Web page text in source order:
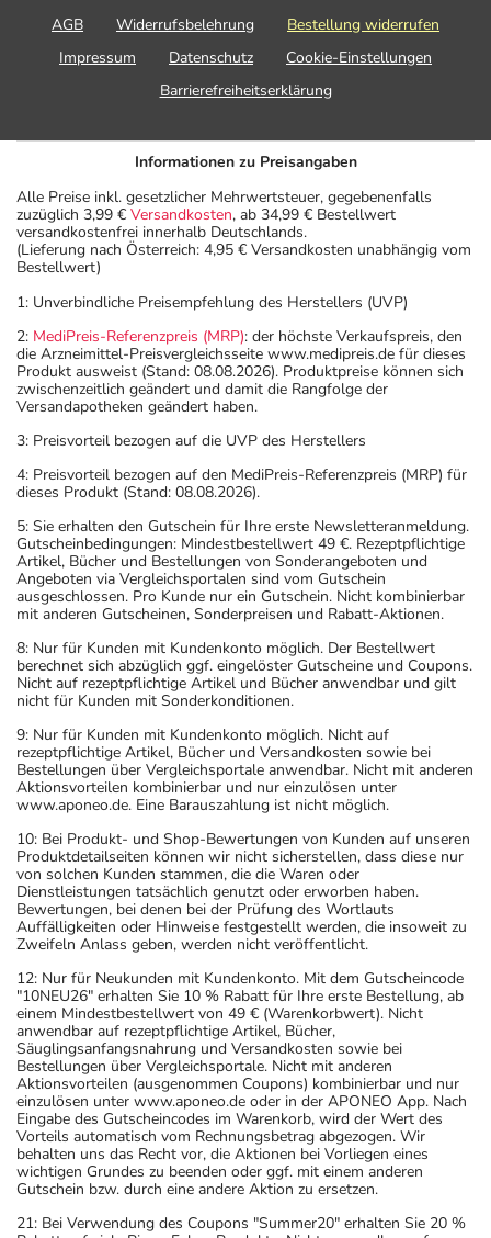
AGB Widerrufsbelehrung
Bestellung widerrufen
Impressum
Datenschutz
Cookie-Einstellungen
Barrierefreiheitserklärung
Informationen zu Preisangaben
Alle Preise inkl. gesetzlicher Mehrwertsteuer, gegebenenfalls
zuzüglich 3,99 € Versandkosten, ab 34,99 € Bestellwert
versandkostenfrei innerhalb Deutschlands.
(Lieferung nach Österreich: 4,95 € Versandkosten unabhängig vom
Bestellwert)
1: Unverbindliche Preisempfehlung des Herstellers (UVP)
2: MediPreis-Referenzpreis (MRP): der höchste Verkaufspreis, den
die Arzneimittel-Preisvergleichsseite www.medipreis.de für dieses
Produkt ausweist (Stand: 08.08.2026). Produktpreise können sich
zwischenzeitlich geändert und damit die Rangfolge der
Versandapotheken geändert haben.
3: Preisvorteil bezogen auf die UVP des Herstellers
4: Preisvorteil bezogen auf den MediPreis-Referenzpreis (MRP) für
dieses Produkt (Stand: 08.08.2026).
5: Sie erhalten den Gutschein für Ihre erste Newsletteranmeldung.
Gutscheinbedingungen: Mindestbestellwert 49 €. Rezeptpflichtige
Artikel, Bücher und Bestellungen von Sonderangeboten und
Angeboten via Vergleichsportalen sind vom Gutschein
ausgeschlossen. Pro Kunde nur ein Gutschein. Nicht kombinierbar
mit anderen Gutscheinen, Sonderpreisen und Rabatt-Aktionen.
8: Nur für Kunden mit Kundenkonto möglich. Der Bestellwert
berechnet sich abzüglich ggf. eingelöster Gutscheine und Coupons.
Nicht auf rezeptpflichtige Artikel und Bücher anwendbar und gilt
nicht für Kunden mit Sonderkonditionen.
9: Nur für Kunden mit Kundenkonto möglich. Nicht auf
rezeptpflichtige Artikel, Bücher und Versandkosten sowie bei
Bestellungen über Vergleichsportale anwendbar. Nicht mit anderen
Aktionsvorteilen kombinierbar und nur einzulösen unter
www.aponeo.de. Eine Barauszahlung ist nicht möglich.
10: Bei Produkt- und Shop-Bewertungen von Kunden auf unseren
Produktdetailseiten können wir nicht sicherstellen, dass diese nur
von solchen Kunden stammen, die die Waren oder
Dienstleistungen tatsächlich genutzt oder erworben haben.
Bewertungen, bei denen bei der Prüfung des Wortlauts
Auffälligkeiten oder Hinweise festgestellt werden, die insoweit zu
Zweifeln Anlass geben, werden nicht veröffentlicht.
12: Nur für Neukunden mit Kundenkonto. Mit dem Gutscheincode
"10NEU26" erhalten Sie 10 % Rabatt für Ihre erste Bestellung, ab
einem Mindestbestellwert von 49 € (Warenkorbwert). Nicht
anwendbar auf rezeptpflichtige Artikel, Bücher,
Säuglingsanfangsnahrung und Versandkosten sowie bei
Bestellungen über Vergleichsportale. Nicht mit anderen
Aktionsvorteilen (ausgenommen Coupons) kombinierbar und nur
einzulösen unter www.aponeo.de oder in der APONEO App. Nach
Eingabe des Gutscheincodes im Warenkorb, wird der Wert des
Vorteils automatisch vom Rechnungsbetrag abgezogen. Wir
behalten uns das Recht vor, die Aktionen bei Vorliegen eines
wichtigen Grundes zu beenden oder ggf. mit einem anderen
Gutschein bzw. durch eine andere Aktion zu ersetzen.
21: Bei Verwendung des Coupons "Summer20" erhalten Sie 20 %